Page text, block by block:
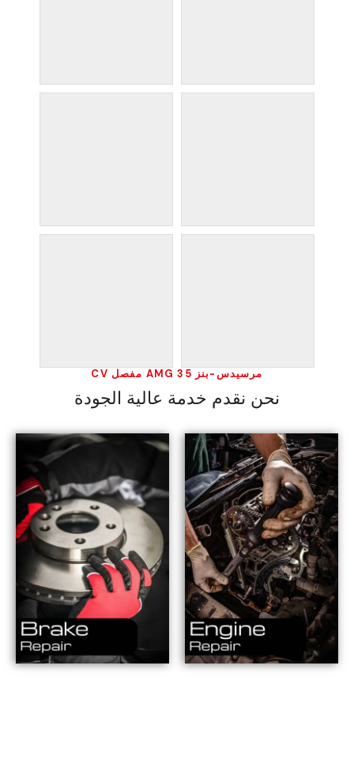
مرسيدس-بنز 35 AMG مفصل CV
نحن نقدم خدمة عالية الجودة